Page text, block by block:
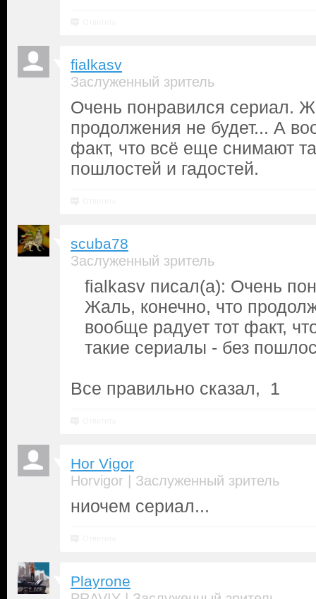
fialkasv
Заслуженный зритель
Очень понравился сериал.
продолжения не будет... А
факт, что всё еще снимают
пошлостей и гадостей.
scuba78
Заслуженный зритель
fialkasv писал(а): Очень
Жаль, конечно, что
вообще радует тот факт,
такие сериалы - без
Все правильно сказал, 1
Hor Vigor
Horvigor | Заслуженный зритель
ниочем сериал...
Playrone